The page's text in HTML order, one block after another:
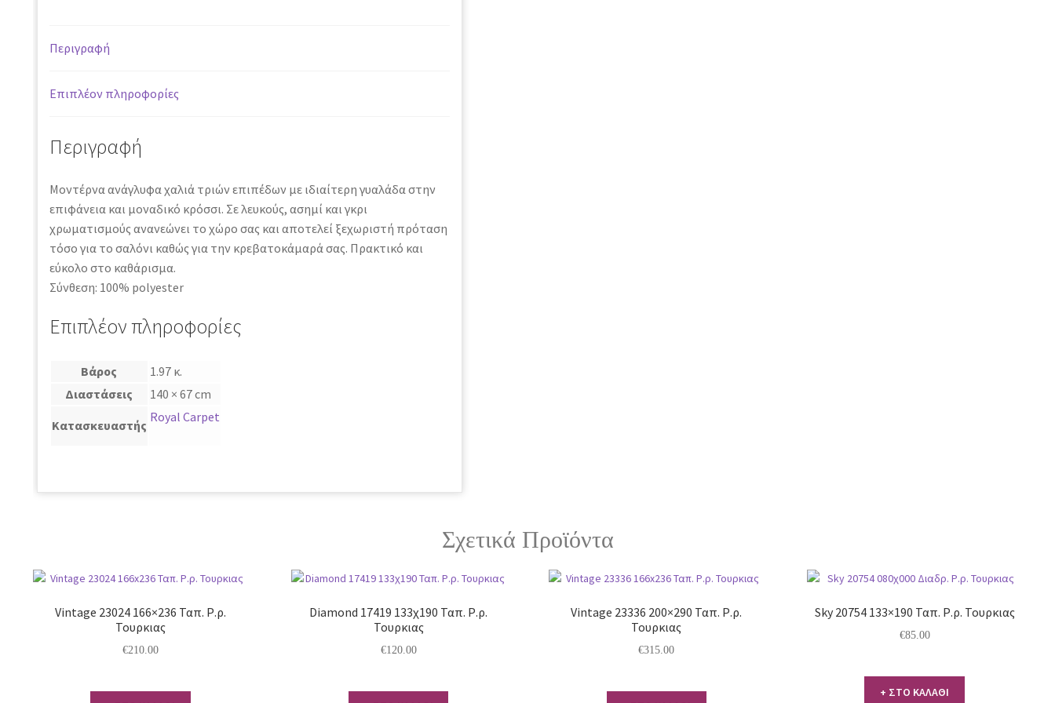
Περιγραφή
Επιπλέον πληροφορίες
Περιγραφή
Μοντέρνα ανάγλυφα χαλιά τριών επιπέδων με ιδιαίτερη γυαλάδα στην
επιφάνεια και μοναδικό κρόσσι. Σε λευκούς, ασημί και γκρι
χρωματισμούς ανανεώνει το χώρο σας και αποτελεί ξεχωριστή πρόταση
τόσο για το σαλόνι καθώς για την κρεβατοκάμαρά σας. Πρακτικό και
εύκολο στο καθάρισμα.
Σύνθεση: 100% polyester
Επιπλέον πληροφορίες
Βάρος
1.97 κ.
Διαστάσεις
140 × 67 cm
Κατασκευαστής
Royal Carpet
Σχετικά Προϊόντα
Vintage 23024 166×236 Ταπ. Ρ.ρ.
Τουρκιας
€210.00
Diamond 17419 133χ190 Ταπ. Ρ.ρ.
Τουρκιας
€120.00
Vintage 23336 200×290 Ταπ. Ρ.ρ.
Τουρκιας
€315.00
Sky 20754 133×190 Ταπ. Ρ.ρ. Τουρκιας
€85.00
+ ΣΤΟ ΚΑΛΑΘΙ